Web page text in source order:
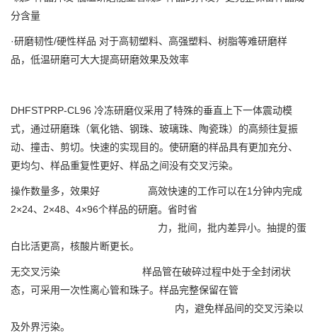
分含量
·研磨韧性/硬性样品 对于高韧塑料、高强塑料、树脂等难研磨样
品，低温研磨可大大提高研磨效果及效率
DHFSTPRP-CL96 冷冻研磨仪采用了特殊的垂直上下一体震动模
式，通过研磨珠（氧化锆、钢珠、玻璃珠、陶瓷珠）的高频往复振
动、撞击、剪切。快速的实现目的。使研磨的样品具有更加充分、
更均匀、样品重复性更好、样品之间没有交叉污染。
操作数量多，效果好 高效快速的工作可以在1分钟内完成
2×24、2×48、4×96个样品的研磨。省时省
力，批间，批内差异小。抽提的蛋
白比活更高，核酸片断更长。
无交叉污染 样品管在破碎过程中处于全封闭状
态，可采用一次性离心管和珠子。样品完整保留在管
内，避免样品间的交叉污染以
及外界污染。